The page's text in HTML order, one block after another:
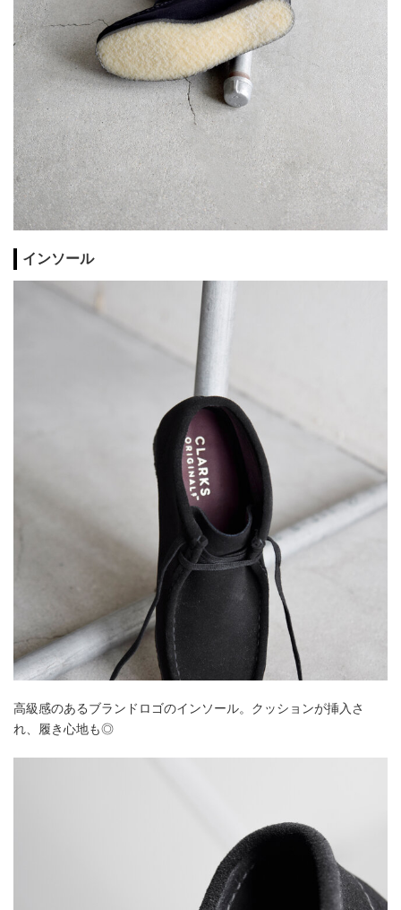
インソール
高級感のあるブランドロゴのインソール。クッションが挿入さ
れ、履き心地も◎